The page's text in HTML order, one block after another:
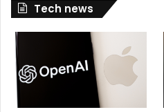
Tech news